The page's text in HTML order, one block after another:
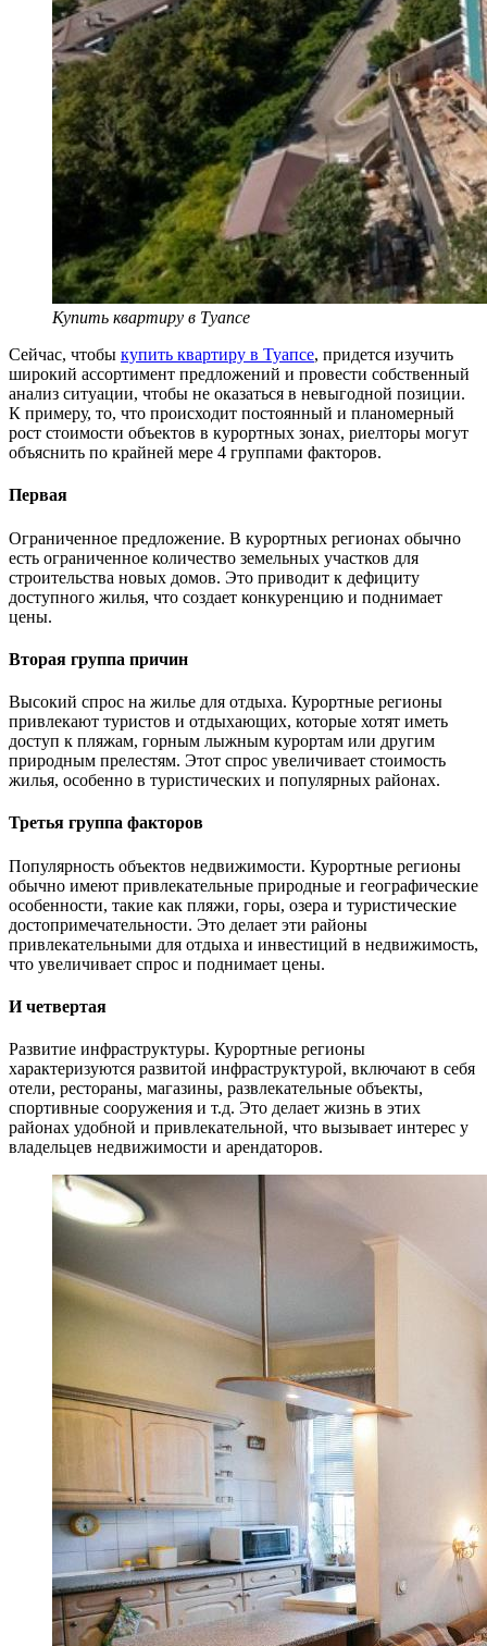
Купить квартиру в Туапсе
Сейчас, чтобы купить квартиру в Туапсе, придется изучить
широкий ассортимент предложений и провести собственный
анализ ситуации, чтобы не оказаться в невыгодной позиции.
К примеру, то, что происходит постоянный и планомерный
рост стоимости объектов в курортных зонах, риелторы могут
объяснить по крайней мере 4 группами факторов.
Первая
Ограниченное предложение. В курортных регионах обычно
есть ограниченное количество земельных участков для
строительства новых домов. Это приводит к дефициту
доступного жилья, что создает конкуренцию и поднимает
цены.
Вторая группа причин
Высокий спрос на жилье для отдыха. Курортные регионы
привлекают туристов и отдыхающих, которые хотят иметь
доступ к пляжам, горным лыжным курортам или другим
природным прелестям. Этот спрос увеличивает стоимость
жилья, особенно в туристических и популярных районах.
Третья группа факторов
Популярность объектов недвижимости. Курортные регионы
обычно имеют привлекательные природные и географические
особенности, такие как пляжи, горы, озера и туристические
достопримечательности. Это делает эти районы
привлекательными для отдыха и инвестиций в недвижимость,
что увеличивает спрос и поднимает цены.
И четвертая
Развитие инфраструктуры. Курортные регионы
характеризуются развитой инфраструктурой, включают в себя
отели, рестораны, магазины, развлекательные объекты,
спортивные сооружения и т.д. Это делает жизнь в этих
районах удобной и привлекательной, что вызывает интерес у
владельцев недвижимости и арендаторов.